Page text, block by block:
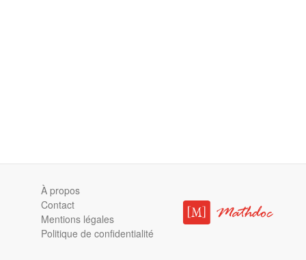
À propos
Contact
Mentions légales
Politique de confidentialité